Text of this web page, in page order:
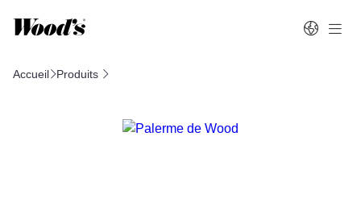
Accueil Produits